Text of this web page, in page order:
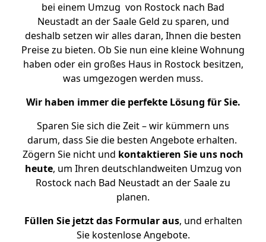
bei einem Umzug von Rostock nach Bad
Neustadt an der Saale Geld zu sparen, und
deshalb setzen wir alles daran, Ihnen die besten
Preise zu bieten. Ob Sie nun eine kleine Wohnung
haben oder ein großes Haus in Rostock besitzen,
was umgezogen werden muss.
Wir haben immer die perfekte Lösung für Sie.
Sparen Sie sich die Zeit – wir kümmern uns
darum, dass Sie die besten Angebote erhalten.
Zögern Sie nicht und kontaktieren Sie uns noch
heute, um Ihren deutschlandweiten Umzug von
Rostock nach Bad Neustadt an der Saale zu
planen.
Füllen Sie jetzt das Formular aus, und erhalten
Sie kostenlose Angebote.